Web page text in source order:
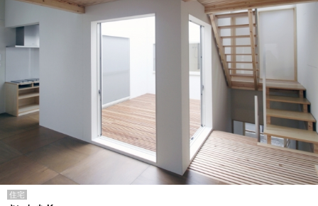
住宅